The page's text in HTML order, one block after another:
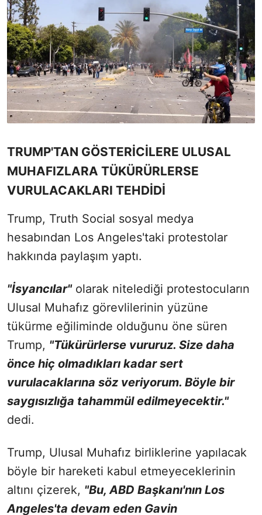
TRUMP'TAN GÖSTERİCİLERE ULUSAL
MUHAFIZLARA TÜKÜRÜRLERSE
VURULACAKLARI TEHDİDİ
Trump, Truth Social sosyal medya
hesabından Los Angeles'taki protestolar
hakkında paylaşım yaptı.
"İsyancılar"olarak nitelediği protestocuların
Ulusal Muhafız görevlilerinin yüzüne
tükürme eğiliminde olduğunu öne süren
Trump, "Tükürürlerse vururuz. Size daha
önce hiç olmadıkları kadar sert
vurulacaklarına söz veriyorum. Böyle bir
saygısızlığa tahammül edilmeyecektir."
dedi.
Trump, Ulusal Muhafız birliklerine yapılacak
böyle bir hareketi kabul etmeyeceklerinin
altını çizerek, "Bu, ABD Başkanı'nın Los
Angeles'ta devam eden Gavin